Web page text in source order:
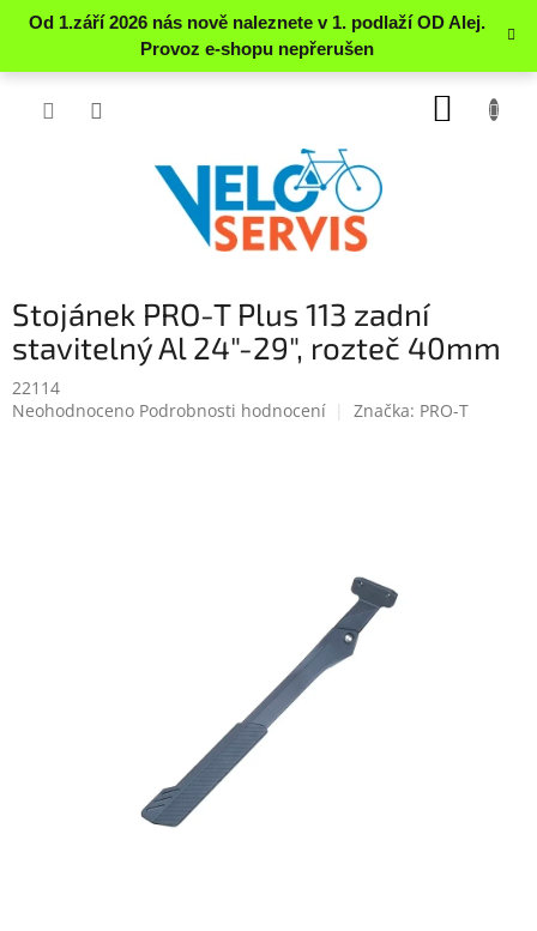
Přejít
Stojánek PRO-T Plus 113 zadní
stavitelný Al 24"-29", rozteč 40mm
22114
Průměrné
Neohodnoceno Podrobnosti hodnocení Značka: PRO-T